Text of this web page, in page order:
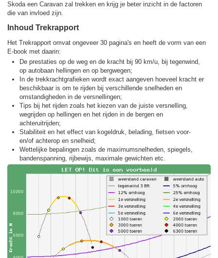
Skoda een Caravan zal trekken en krijg je beter inzicht in de factoren
die van invloed zijn.
Inhoud Trekrapport
Het Trekrapport omvat ongeveer 30 pagina's en heeft de vorm van een
E-book met daarin:
De prestaties op de weg en de kracht bij 90 km/u, bij tegenwind,
op autobaan hellingen en op bergwegen;
In de trekkracht­grafieken wordt exact aangeven hoeveel kracht er
beschikbaar is om te rijden bij verschillende snelheden en
omstandigheden in de versnellingen;
Tips bij het rijden zoals het kiezen van de juiste versnelling,
wegrijden op hellingen en het rijden in de bergen en
achteruitrijden;
Stabiliteit en het effect van kogeldruk, belading, fietsen voor-
en/of achterop en snelheid;
Wettelijke bepalingen zoals de maximumsnelheden, spiegels,
bandenspanning, rijbewijs, maximale gewichten etc.